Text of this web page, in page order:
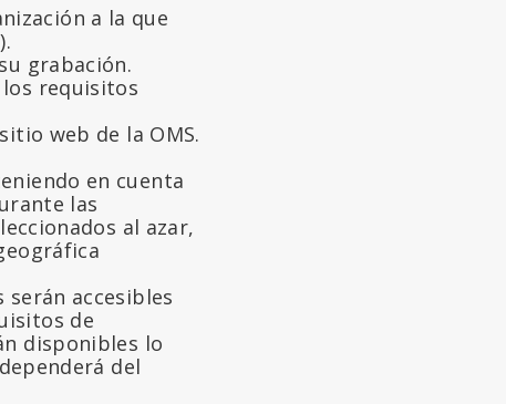
a la que
grabación.
los requisitos
web de la OMS.
en cuenta
las
al azar,
serán accesibles
de
disponibles lo
del